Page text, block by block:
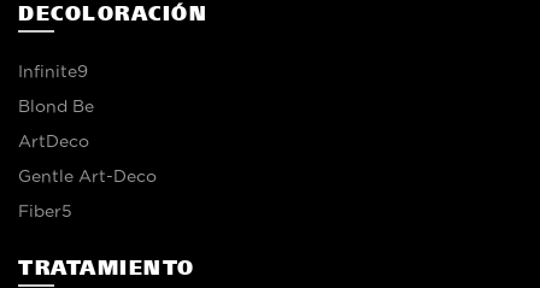
DECOLORACIÓN
Infinite9
Blond Be
ArtDeco
Gentle Art-Deco
Fiber5
TRATAMIENTO